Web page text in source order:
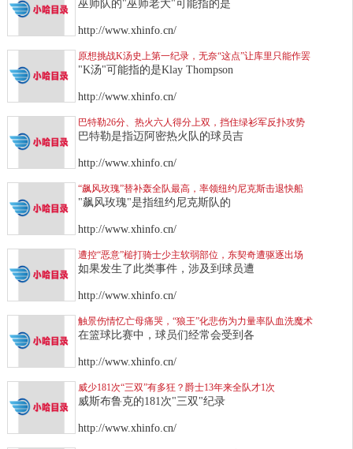
巫师队的"巫师老大"可能指的是
http://www.xhinfo.cn/
原想挑战K汤史上第一纪录，无奈“这点”让库里只能作罢
"K汤"可能指的是Klay Thompson
http://www.xhinfo.cn/
巴特勒26分、热火六人得分上双，挡住绿衫军反扑攻势
巴特勒是指迈阿密热火队的球员吉
http://www.xhinfo.cn/
“飙风玫瑰”替补轰全队最高，率领纽约尼克斯击退快船
"飙风玫瑰"是指纽约尼克斯队的
http://www.xhinfo.cn/
遭控“恶意”槌打骑士少主软弱部位，东契奇遭驱逐出场
如果发生了此类事件，涉及到球员遭
http://www.xhinfo.cn/
触景伤情忆亡母痛哭，“狼王”化悲伤为力量率队血洗魔术
在篮球比赛中，球员们经常会受到各
http://www.xhinfo.cn/
威少181次“三双”有多狂？爵士13年来全队才1次
威斯布鲁克的181次"三双"纪录
http://www.xhinfo.cn/